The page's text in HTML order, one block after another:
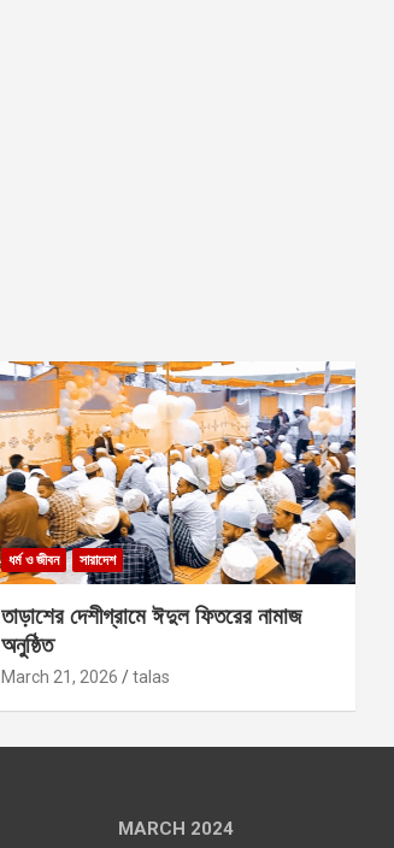
ধর্ম ও জীবন সারাদেশ
তাড়াশের দেশীগ্রামে ঈদুল ফিতরের নামাজ
অনুষ্ঠিত
March 21, 2026 talas
MARCH 2024